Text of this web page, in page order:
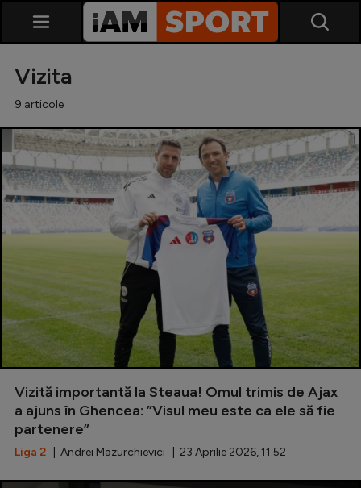
SuperLiga
Liga 2
Cupa României
Echipa Națională
U21
Fotbal feminin
Special
Diverse
Inedit
Clasamente
Vizita
9 articole
Vizită importantă la Steaua! Omul trimis de Ajax
a ajuns în Ghencea: ”Visul meu este ca ele să fie
partenere”
Liga 2 | Andrei Mazurchievici | 23 Aprilie 2026, 11:52